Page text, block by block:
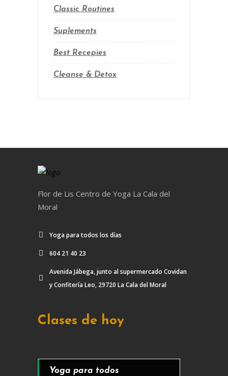
Classic Routines
Suplements
Best Recepies
Cleanse & Detox
Flor de Lis Centro de Yoga La Cala del
Moral
Yoga para todos los días
604 21 40 23
Avenida Jábega, junto al supermercado Covidan
y Confitería Leo, 29720 La Cala del Moral
Clases de hoy
Yoga para todos